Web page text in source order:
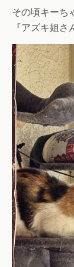
その頃キー
『アズキ姐